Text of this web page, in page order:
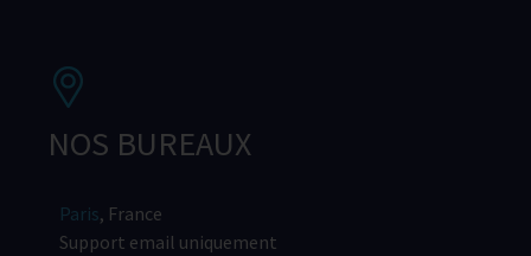
NOS BUREAUX
Paris, France
Support email uniquement